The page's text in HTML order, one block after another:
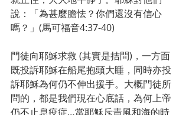
說：「為甚麼膽怯？你們還沒有信心
嗎？」(馬可福音4:37-40)
門徒向耶穌求救 (其實是拮問)，一方面
既投訴耶穌在船尾抱頭大睡，同時亦投
訴耶穌為何仍不伸出援手。大概門徒所
問的，都是我們現在心底話，為何上帝
仍不止息疫症…當耶穌斥責風和海的時